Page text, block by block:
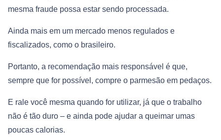
mesma fraude possa estar sendo processada.
Ainda mais em um mercado menos regulados e
fiscalizados, como o brasileiro.
Portanto, a recomendação mais responsável é que,
sempre que for possível, compre o parmesão em pedaços.
E rale você mesma quando for utilizar, já que o trabalho
não é tão duro – e ainda pode ajudar a queimar umas
poucas calorias.